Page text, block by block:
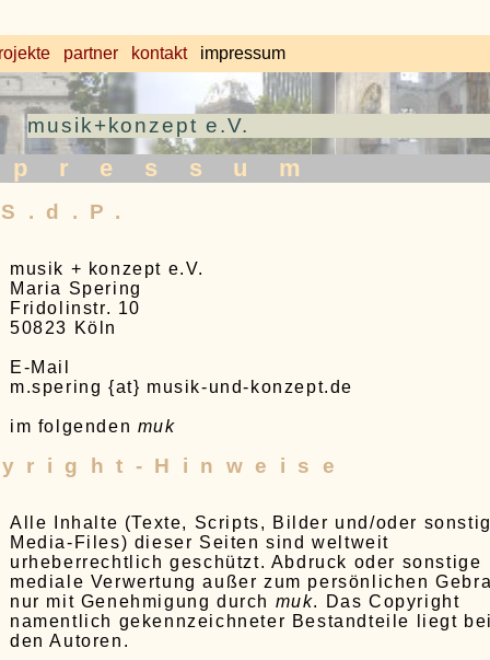
partner kontaktimpressum
musik+konzept e.V.
musik + konzept e.V.
Maria Spering
Fridolinstr. 10
50823 Köln
E-Mail
m.spering {at} musik-und-konzept.de
im folgenden muk
Hinweise
Alle Inhalte (Texte, Scripts, Bilder und/oder
Media-Files) dieser Seiten sind weltweit
urheberrechtlich geschützt. Abdruck oder sonstige
mediale Verwertung außer zum persönlichen
nur mit Genehmigung durch muk. Das Copyright
namentlich gekennzeichneter Bestandteile liegt bei
den Autoren.